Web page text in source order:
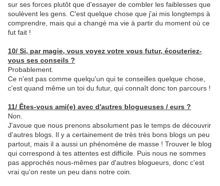
sur ses forces plutôt que d'essayer de combler les faiblesses que
soulèvent les gens. C'est quelque chose que j'ai mis longtemps à
comprendre, mais qui a changé ma vie à partir du moment où ce
fut fait !
10/ Si, par magie, vous voyez votre vous futur, écouteriez-
vous ses conseils ?
Probablement.
Ce n'est pas comme quelqu'un qui te conseilles quelque chose,
c'est quand même un toi du futur, qui connaît donc ton parcours !
11/ Êtes-vous ami(e) avec d'autres blogueuses / eurs ?
Non.
J'avoue que nous prenons absolument pas le temps de découvrir
d'autres blogs. Il y a certainement de très très bons blogs un peu
partout, mais il a aussi un phénomène de masse ! Trouver le blog
qui correspond à tes attentes est difficile. Puis nous ne sommes
pas approchés nous-mêmes par d'autres blogueurs, donc c'est
vrai qu'on reste un peu dans notre coin.